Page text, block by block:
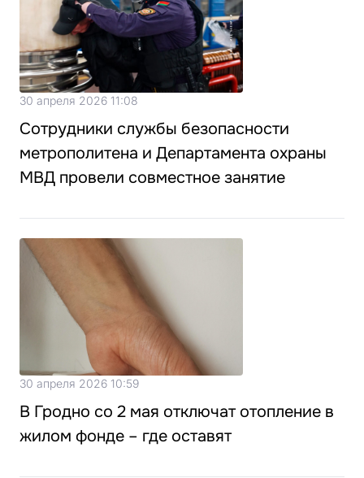
30 апреля 2026 11:08
Сотрудники службы безопасности
метрополитена и Департамента охраны
МВД провели совместное занятие
30 апреля 2026 10:59
В Гродно со 2 мая отключат отопление в
жилом фонде – где оставят